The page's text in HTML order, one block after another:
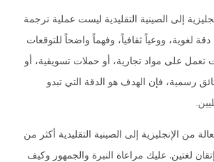
إلى الصينية التقليدية ليست عملية ترجمة
لغوية، ووعياً ثقافياً، وفهماً واضحاً للتوقعات
تعمل على مواد تجارية، أو حملات تسويقية، أو
رسمية، فإن الهدف هو الدقة التي تبدو
من الإنجليزية إلى الصينية التقليدية أكثر من
لغتين. عليك مراعاة النبرة والجمهور وكيف